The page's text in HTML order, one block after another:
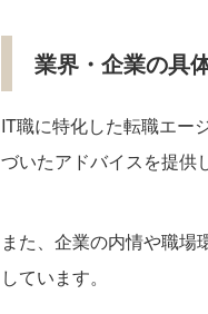
業界・企業の具
IT職に特化した転職エー
づいたアドバイスを提供
また、企業の内情や職
しています。